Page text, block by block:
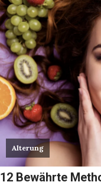
Alterung
12 Bewährte